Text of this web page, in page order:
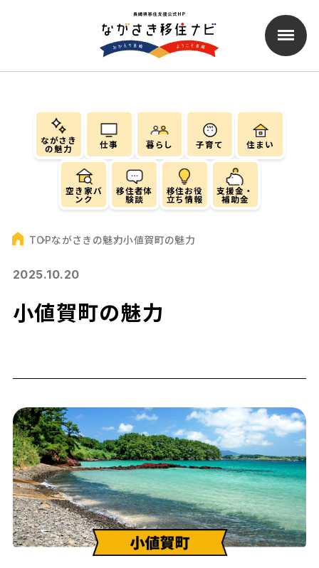
ながさき
の魅力
仕事 暮らし 子育て 住まい
空き家バ
ンク
移住者体
験談
移住お役
立ち情報
支援金・
補助金
TOPながさきの魅力小値賀町の魅力
2025.10.20
小値賀町の魅力